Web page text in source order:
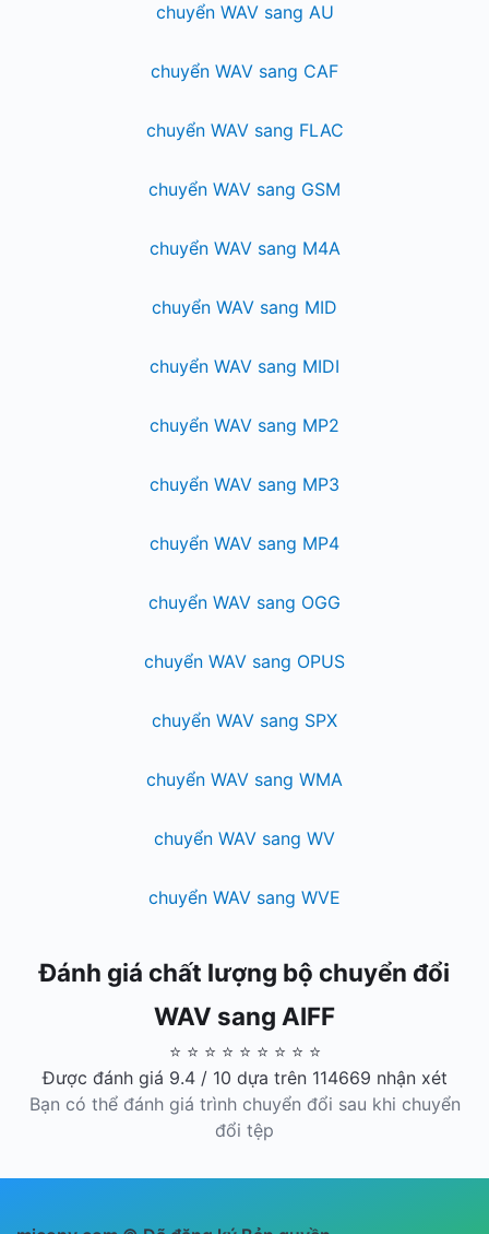
chuyển WAV sang AU
chuyển WAV sang CAF
chuyển WAV sang FLAC
chuyển WAV sang GSM
chuyển WAV sang M4A
chuyển WAV sang MID
chuyển WAV sang MIDI
chuyển WAV sang MP2
chuyển WAV sang MP3
chuyển WAV sang MP4
chuyển WAV sang OGG
chuyển WAV sang OPUS
chuyển WAV sang SPX
chuyển WAV sang WMA
chuyển WAV sang WV
chuyển WAV sang WVE
Đánh giá chất lượng bộ chuyển đổi
WAV sang AIFF
⭐ ⭐ ⭐ ⭐ ⭐ ⭐ ⭐ ⭐ ⭐
Được đánh giá 9.4 / 10 dựa trên 114669 nhận xét
Bạn có thể đánh giá trình chuyển đổi sau khi chuyển
đổi tệp